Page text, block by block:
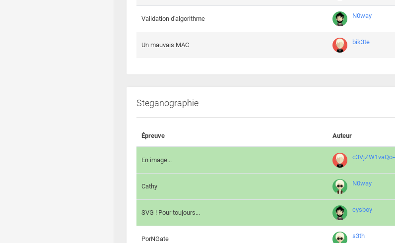
Validation d'algorithme N0way
Un mauvais MAC bik3te
Steganographie
Épreuve Auteur
En image...
Cathy N0way
SVG ! Pour toujours... cysboy
PorNGate s3th